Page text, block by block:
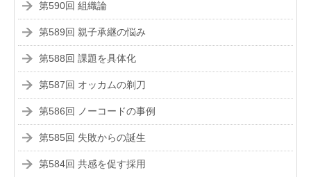
第590回 組織論
第589回 親子承継の悩み
第588回 課題を具体化
第587回 オッカムの剃刀
第586回 ノーコードの事例
第585回 失敗からの誕生
第584回 共感を促す採用